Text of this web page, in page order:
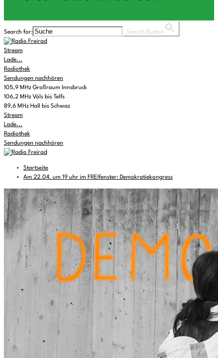
Search for: Search Button
Stream
Lade...
Radiothek
Sendungen nachhören
105,9 MHz Großraum Innsbruck
106,2 MHz Völs bis Telfs
89,6 MHz Hall bis Schwaz
Stream
Lade...
Radiothek
Sendungen nachhören
Startseite
Am 22.04. um 19 uhr im FREIfenster: Demokratiekongress